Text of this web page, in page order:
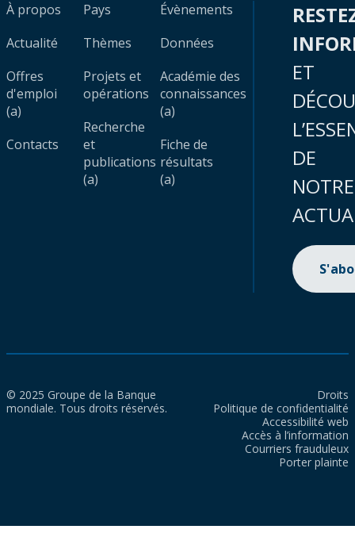
À propos
Actualité
Offres
d'emploi
(a)
Contacts
Pays
Thèmes
Projets et
opérations
Recherche
et
publications
(a)
Évènements
Données
Académie des
connaissances
(a)
Fiche de
résultats
(a)
ET
DE
NOTRE
© 2025 Groupe de la Banque
mondiale. Tous droits réservés.
Droits
Politique de confidentialité
Accessibilité web
Accès à l’information
Courriers frauduleux
Porter plainte